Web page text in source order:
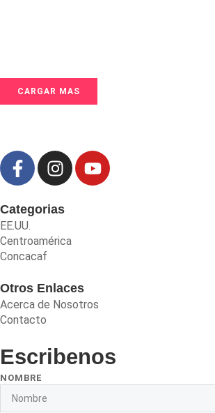
CARGAR MAS
Categorias
EE.UU.
Centroamérica
Concacaf
Otros Enlaces
Acerca de Nosotros
Contacto
Escribenos
NOMBRE